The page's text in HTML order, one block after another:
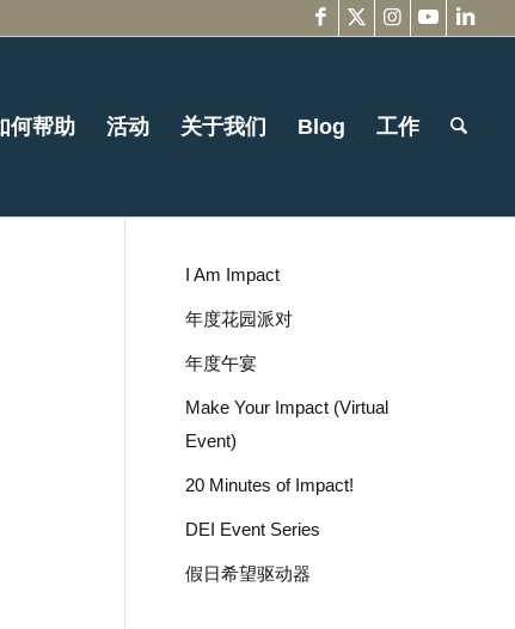
何帮助 活动 关于我们 Blog 工作
I Am Impact
年度花园派对
年度午宴
Make Your Impact (Virtual
Event)
20 Minutes of Impact!
DEI Event Series
假日希望驱动器